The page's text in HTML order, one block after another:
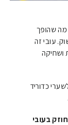
שהופך
עובי זה
ושחיקה
כדוריד
בעובי